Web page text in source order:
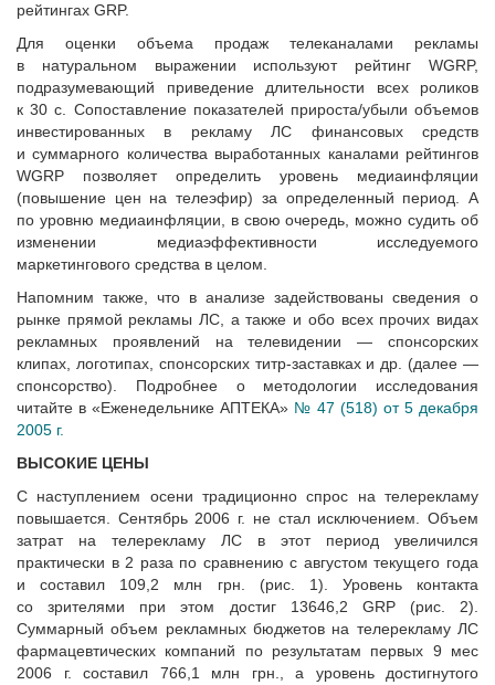
рейтингах GRP.
Для оценки объема продаж телеканалами рекламы
в натуральном выражении используют рейтинг WGRP,
подразумевающий приведение длительности всех роликов
к 30 с. Сопоставление показателей прироста/убыли объемов
инвестированных в рекламу ЛС финансовых средств
и суммарного количества выработанных каналами рейтингов
WGRP позволяет определить уровень медиаинфляции
(повышение цен на телеэфир) за определенный период. А
по уровню медиаинфляции, в свою очередь, можно судить об
изменении медиаэффективности исследуемого
маркетингового средства в целом.
Напомним также, что в анализе задействованы сведения о
рынке прямой рекламы ЛС, а также и обо всех прочих видах
рекламных проявлений на телевидении — спонсорских
клипах, логотипах, спонсорских титр-заставках и др. (далее —
спонсорство). Подробнее о методологии исследования
читайте в «Еженедельнике АПТЕКА» № 47 (518) от 5 декабря
2005 г.
ВЫСОКИЕ ЦЕНЫ
С наступлением осени традиционно спрос на телерекламу
повышается. Сентябрь 2006 г. не стал исключением. Объем
затрат на телерекламу ЛС в этот период увеличился
практически в 2 раза по сравнению с августом текущего года
и составил 109,2 млн грн. (рис. 1). Уровень контакта
со зрителями при этом достиг 13646,2 GRP (рис. 2).
Суммарный объем рекламных бюджетов на телерекламу ЛС
фармацевтических компаний по результатам первых 9 мес
2006 г. составил 766,1 млн грн., а уровень достигнутого